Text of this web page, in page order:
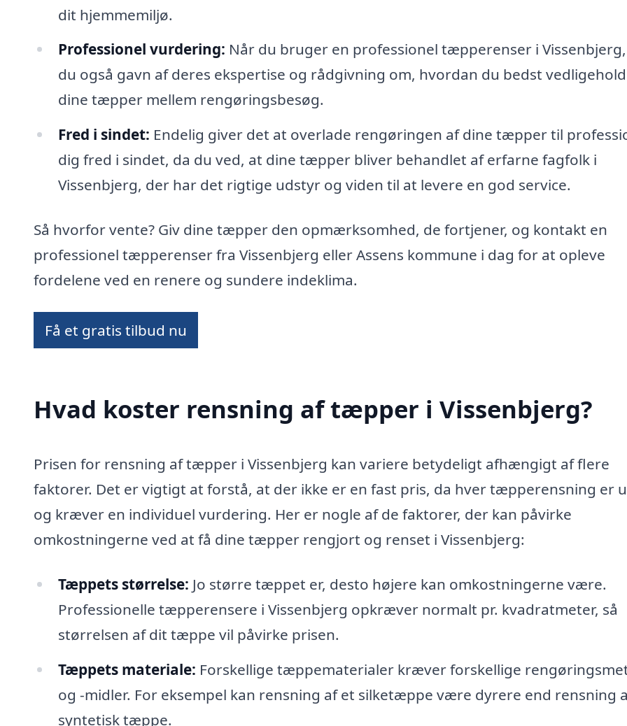
dit hjemmemiljø.
Professionel vurdering: Når du bruger en professionel tæpperenser i
du også gavn af deres ekspertise og rådgivning om, hvordan du bedst
dine tæpper mellem rengøringsbesøg.
Fred i sindet: Endelig giver det at overlade rengøringen af dine tæpper til
dig fred i sindet, da du ved, at dine tæpper bliver behandlet af erfarne fagfolk i
Vissenbjerg, der har det rigtige udstyr og viden til at levere en god service.
Så hvorfor vente? Giv dine tæpper den opmærksomhed, de fortjener, og kontakt en
professionel tæpperenser fra Vissenbjerg eller Assens kommune i dag for at opleve
fordelene ved en renere og sundere indeklima.
Få et gratis tilbud nu
Hvad koster rensning af tæpper i Vissenbjerg?
Prisen for rensning af tæpper i Vissenbjerg kan variere betydeligt afhængigt af flere
faktorer. Det er vigtigt at forstå, at der ikke er en fast pris, da hver tæpperensning er
og kræver en individuel vurdering. Her er nogle af de faktorer, der kan påvirke
omkostningerne ved at få dine tæpper rengjort og renset i Vissenbjerg:
Tæppets størrelse: Jo større tæppet er, desto højere kan omkostningerne være.
Professionelle tæpperensere i Vissenbjerg opkræver normalt pr. kvadratmeter, så
størrelsen af dit tæppe vil påvirke prisen.
Tæppets materiale: Forskellige tæppematerialer kræver forskellige
og -midler. For eksempel kan rensning af et silketæppe være dyrere end rensning
syntetisk tæppe.